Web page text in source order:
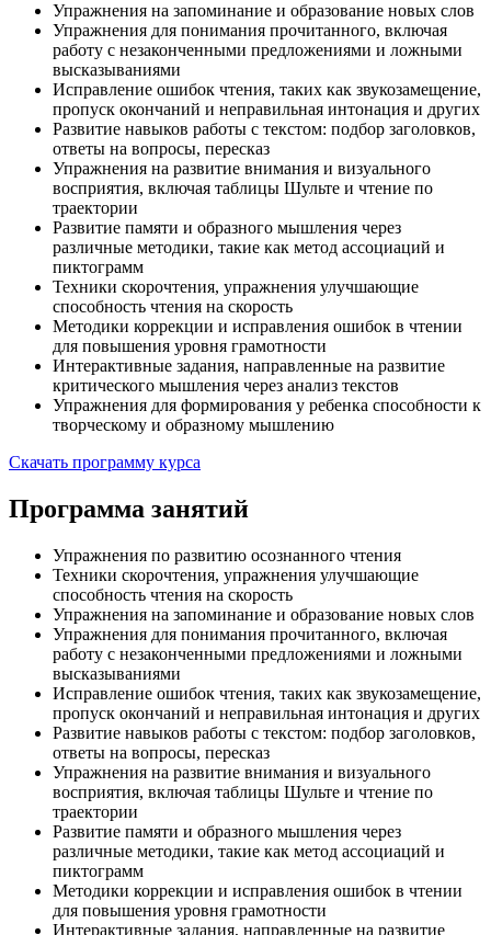
Упражнения на запоминание и образование новых слов
Упражнения для понимания прочитанного, включая
работу с незаконченными предложениями и ложными
высказываниями
Исправление ошибок чтения, таких как звукозамещение,
пропуск окончаний и неправильная интонация и других
Развитие навыков работы с текстом: подбор заголовков,
ответы на вопросы, пересказ
Упражнения на развитие внимания и визуального
восприятия, включая таблицы Шульте и чтение по
траектории
Развитие памяти и образного мышления через
различные методики, такие как метод ассоциаций и
пиктограмм
Техники скорочтения, упражнения улучшающие
способность чтения на скорость
Методики коррекции и исправления ошибок в чтении
для повышения уровня грамотности
Интерактивные задания, направленные на развитие
критического мышления через анализ текстов
Упражнения для формирования у ребенка способности к
творческому и образному мышлению
Скачать программу курса
Программа занятий
Упражнения по развитию осознанного чтения
Техники скорочтения, упражнения улучшающие
способность чтения на скорость
Упражнения на запоминание и образование новых слов
Упражнения для понимания прочитанного, включая
работу с незаконченными предложениями и ложными
высказываниями
Исправление ошибок чтения, таких как звукозамещение,
пропуск окончаний и неправильная интонация и других
Развитие навыков работы с текстом: подбор заголовков,
ответы на вопросы, пересказ
Упражнения на развитие внимания и визуального
восприятия, включая таблицы Шульте и чтение по
траектории
Развитие памяти и образного мышления через
различные методики, такие как метод ассоциаций и
пиктограмм
Методики коррекции и исправления ошибок в чтении
для повышения уровня грамотности
Интерактивные задания, направленные на развитие